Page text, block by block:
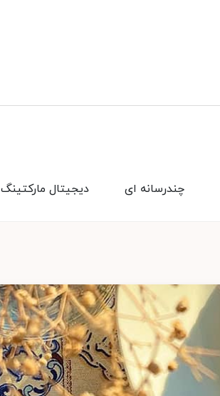
دیجیتال مارکتینگ چندرسانه ای